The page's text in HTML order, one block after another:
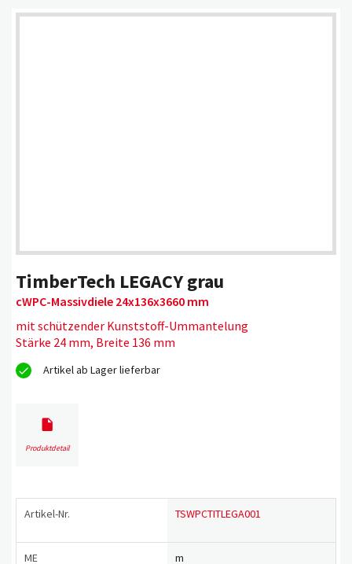
TimberTech LEGACY grau
cWPC-Massivdiele 24x136x3660 mm
mit schützender Kunststoff-Ummantelung
Stärke 24 mm, Breite 136 mm
Artikel ab Lager lieferbar
Produktdetail
Artikel-Nr.
ME
TSWPCTITLEGA001
m